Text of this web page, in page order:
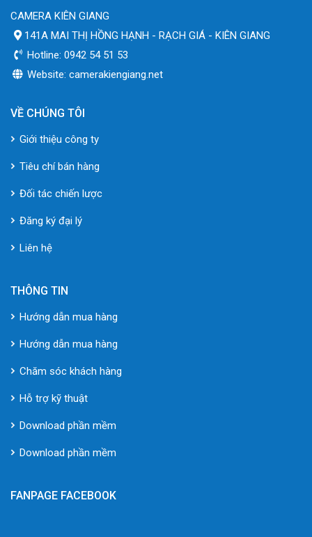
CAMERA KIÊN GIANG
141A MAI THỊ HỒNG HẠNH - RẠCH GIÁ - KIÊN GIANG
Hotline: 0942 54 51 53
Website: camerakiengiang.net
VỀ CHÚNG TÔI
Giới thiệu công ty
Tiêu chí bán hàng
Đối tác chiến lược
Đăng ký đại lý
Liên hệ
THÔNG TIN
Hướng dẫn mua hàng
Hướng dẫn mua hàng
Chăm sóc khách hàng
Hỗ trợ kỹ thuật
Download phần mềm
Download phần mềm
FANPAGE FACEBOOK